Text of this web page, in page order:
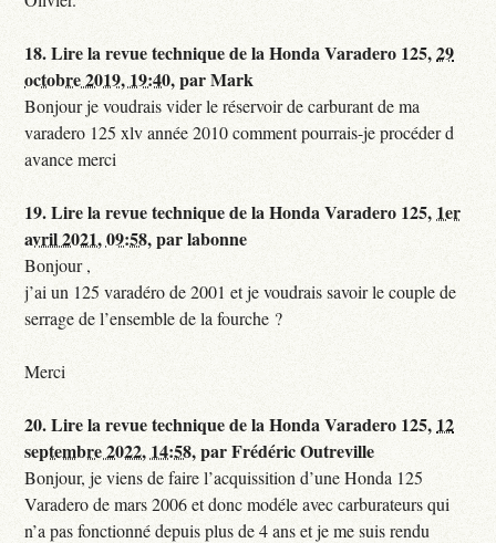
18.Lire la revue technique de la Honda Varadero 125,29
octobre 2019, 19:40,parMark
Bonjour je voudrais vider le réservoir de carburant de ma
varadero 125 xlv année 2010 comment pourrais-je procéder d
avance merci
19.Lire la revue technique de la Honda Varadero 125, 1er
avril 2021, 09:58,parlabonne
Bonjour ,
j’ai un 125 varadéro de 2001 et je voudrais savoir le couple de
serrage de l’ensemble de la fourche ?
Merci
20.Lire la revue technique de la Honda Varadero 125, 12
septembre 2022, 14:58,parFrédéric Outreville
Bonjour, je viens de faire l’acquissition d’une Honda 125
Varadero de mars 2006 et donc modéle avec carburateurs qui
n’a pas fonctionné depuis plus de 4 ans et je me suis rendu